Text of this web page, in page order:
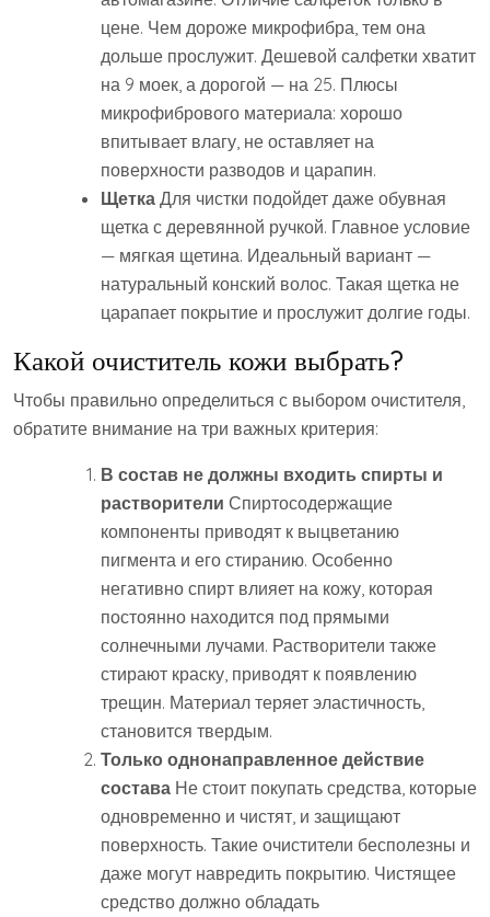
цене. Чем дороже микрофибра, тем она
дольше прослужит. Дешевой салфетки хватит
на 9 моек, а дорогой — на 25. Плюсы
микрофибрового материала: хорошо
впитывает влагу, не оставляет на
поверхности разводов и царапин.
Щетка Для чистки подойдет даже обувная
щетка с деревянной ручкой. Главное условие
— мягкая щетина. Идеальный вариант —
натуральный конский волос. Такая щетка не
царапает покрытие и прослужит долгие годы.
Какой очиститель кожи выбрать?
Чтобы правильно определиться с выбором очистителя,
обратите внимание на три важных критерия:
В состав не должны входить спирты и
растворители Спиртосодержащие
компоненты приводят к выцветанию
пигмента и его стиранию. Особенно
негативно спирт влияет на кожу, которая
постоянно находится под прямыми
солнечными лучами. Растворители также
стирают краску, приводят к появлению
трещин. Материал теряет эластичность,
становится твердым.
Только однонаправленное действие
состава Не стоит покупать средства, которые
одновременно и чистят, и защищают
поверхность. Такие очистители бесполезны и
даже могут навредить покрытию. Чистящее
средство должно обладать